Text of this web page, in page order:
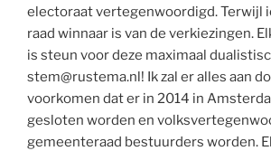
electoraat vertegenwoordigd. Terwijl
raad winnaar is van de verkiezingen.
is steun voor deze maximaal
stem@rustema.nl! Ik zal er alles aan
voorkomen dat er in 2014 in
gesloten worden en
gemeenteraad bestuurders worden.